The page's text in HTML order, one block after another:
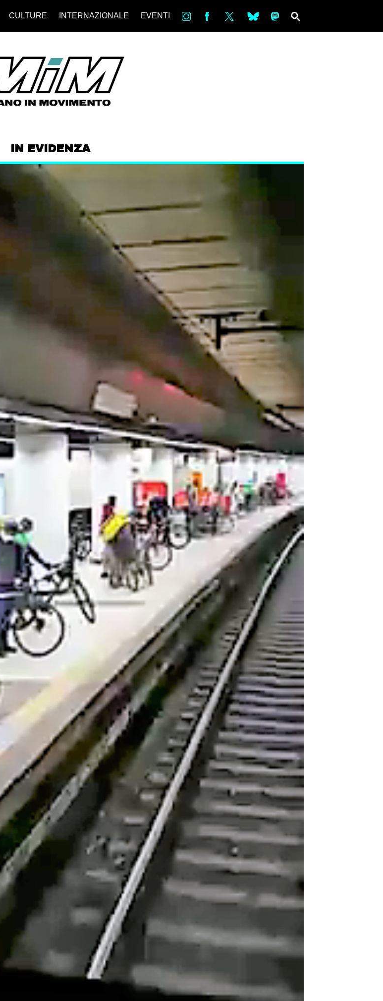
CULTURE INTERNAZIONALE EVENTI in bsky ms
IN EVIDENZA